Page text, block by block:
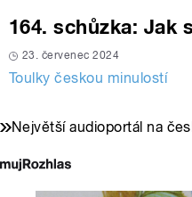
164. schůzka: Jak
23. červenec 2024
Toulky českou minulostí
Největší audioportál na